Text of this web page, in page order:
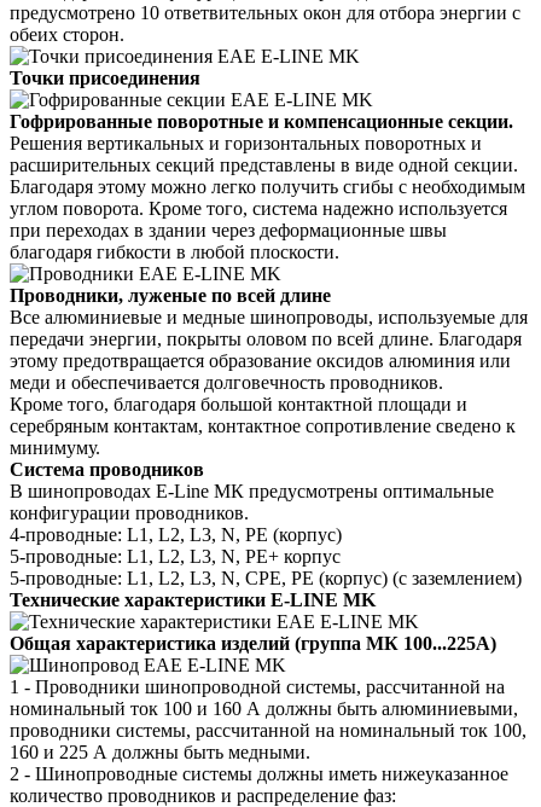
предусмотрено 10 ответвительных окон для отбора энергии с
обеих сторон.
Точки присоединения
Гофрированные поворотные и компенсационные секции.
Решения вертикальных и горизонтальных поворотных и
расширительных секций представлены в виде одной секции.
Благодаря этому можно легко получить сгибы с необходимым
углом поворота. Кроме того, система надежно используется
при переходах в здании через деформационные швы
благодаря гибкости в любой плоскости.
Проводники, луженые по всей длине
Все алюминиевые и медные шинопроводы, используемые для
передачи энергии, покрыты оловом по всей длине. Благодаря
этому предотвращается образование оксидов алюминия или
меди и обеспечивается долговечность проводников.
Кроме того, благодаря большой контактной площади и
серебряным контактам, контактное сопротивление сведено к
минимуму.
Система проводников
В шинопроводах E-Line МК предусмотрены оптимальные
конфигурации проводников.
4-проводные: L1, L2, L3, N, PE (корпус)
5-проводные: L1, L2, L3, N, PE+ корпус
5-проводные: L1, L2, L3, N, CPE, PE (корпус) (с заземлением)
Технические характеристики E-LINE MK
Общая характеристика изделий (группа МК 100...225А)
1 - Проводники шинопроводной системы, рассчитанной на
номинальный ток 100 и 160 А должны быть алюминиевыми,
проводники системы, рассчитанной на номинальный ток 100,
160 и 225 А должны быть медными.
2 - Шинопроводные системы должны иметь нижеуказанное
количество проводников и распределение фаз: